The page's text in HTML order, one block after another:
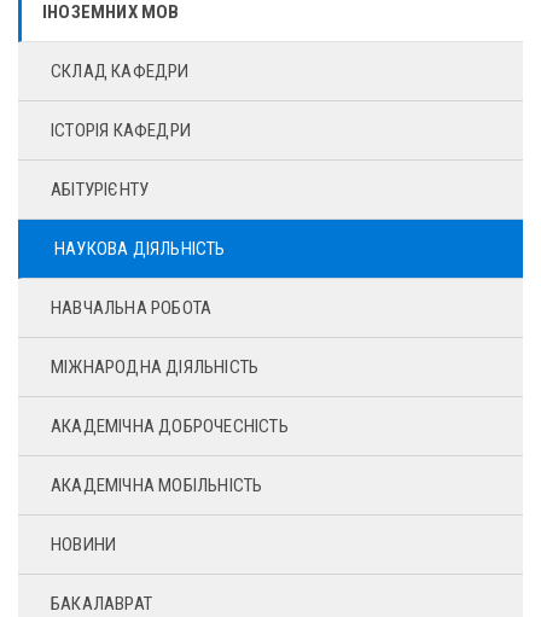
ІНОЗЕМНИХ МОВ
СКЛАД КАФЕДРИ
ІСТОРІЯ КАФЕДРИ
АБІТУРІЄНТУ
НАУКОВА ДІЯЛЬНІСТЬ
НАВЧАЛЬНА РОБОТА
МІЖНАРОДНА ДІЯЛЬНІСТЬ
АКАДЕМІЧНА ДОБРОЧЕСНІСТЬ
АКАДЕМІЧНА МОБІЛЬНІСТЬ
НОВИНИ
БАКАЛАВРАТ